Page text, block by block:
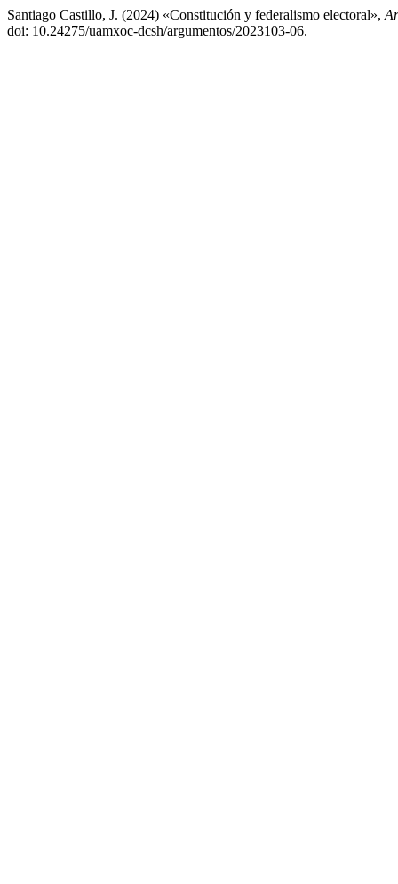
Santiago Castillo, J. (2024) «Constitución y federalismo electoral»,
doi: 10.24275/uamxoc-dcsh/argumentos/2023103-06.